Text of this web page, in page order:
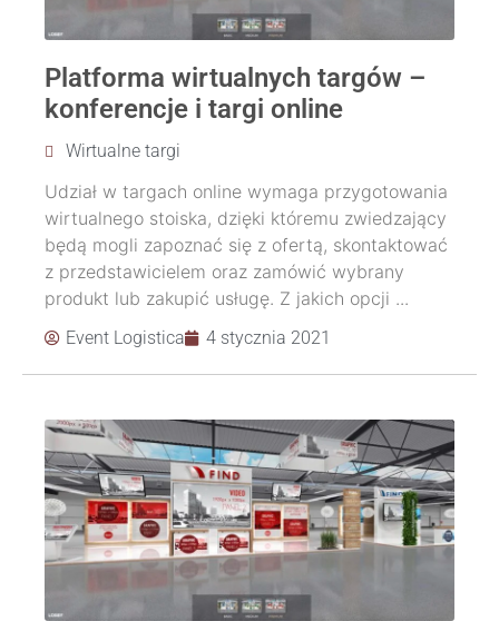
Platforma wirtualnych targów –
konferencje i targi online
Wirtualne targi
Udział w targach online wymaga przygotowania
wirtualnego stoiska, dzięki któremu zwiedzający
będą mogli zapoznać się z ofertą, skontaktować
z przedstawicielem oraz zamówić wybrany
produkt lub zakupić usługę. Z jakich opcji ...
Event Logistica 4 stycznia 2021